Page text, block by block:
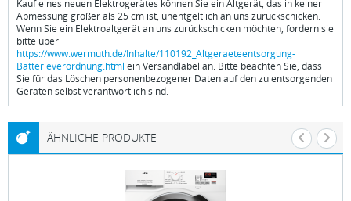
Kauf eines neuen Elektrogerätes können Sie ein Altgerät, das in keiner
Abmessung größer als 25 cm ist, unentgeltlich an uns zurückschicken.
Wenn Sie ein Elektroaltgerät an uns zurückschicken möchten, fordern sie
bitte über
https://www.wermuth.de/Inhalte/110192_Altgeraeteentsorgung-
Batterieverordnung.html ein Versandlabel an. Bitte beachten Sie, dass
Sie für das Löschen personenbezogener Daten auf den zu entsorgenden
Geräten selbst verantwortlich sind.
ÄHNLICHE PRODUKTE